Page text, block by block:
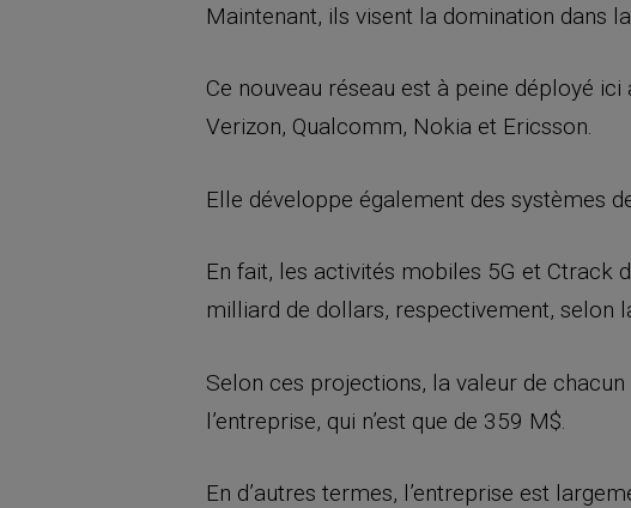
Maintenant, ils visent la domination dans la
Ce nouveau réseau est à peine déployé
Verizon, Qualcomm, Nokia et Ericsson.
Elle développe également des systèmes
En fait, les activités mobiles 5G et Ctrack
milliard de dollars, respectivement, selon
Selon ces projections, la valeur de
l’entreprise, qui n’est que de 359 M$.
En d’autres termes, l’entreprise est